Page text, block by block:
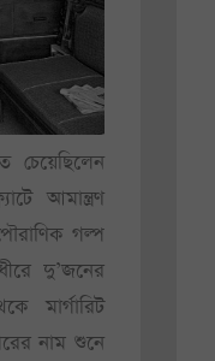
চেয়েছিলেন
আমান্ত্রণ
গল্প
দু’জনের
মার্গারিট
নাম শুনে